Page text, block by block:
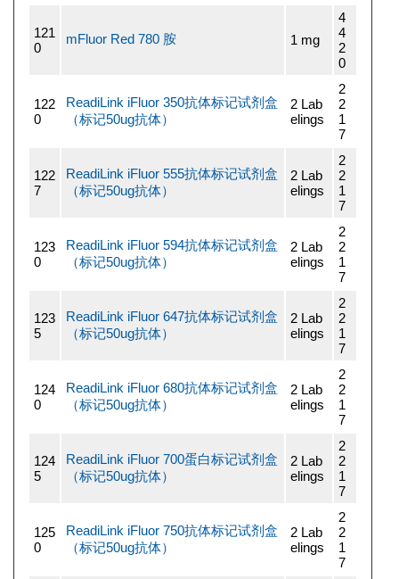
121
0
mFluor Red 780 胺 1 mg
4
4
2
0
122
0
ReadiLink iFluor 350抗体标记试剂盒
（标记50ug抗体）
2 Lab
elings
2
2
1
7
122
7
ReadiLink iFluor 555抗体标记试剂盒
（标记50ug抗体）
2 Lab
elings
2
2
1
7
123
0
ReadiLink iFluor 594抗体标记试剂盒
（标记50ug抗体）
2 Lab
elings
2
2
1
7
123
5
ReadiLink iFluor 647抗体标记试剂盒
（标记50ug抗体）
2 Lab
elings
2
2
1
7
124
0
ReadiLink iFluor 680抗体标记试剂盒
（标记50ug抗体）
2 Lab
elings
2
2
1
7
124
5
ReadiLink iFluor 700蛋白标记试剂盒
（标记50ug抗体）
2 Lab
elings
2
2
1
7
125
0
ReadiLink iFluor 750抗体标记试剂盒
（标记50ug抗体）
2 Lab
elings
2
2
1
7